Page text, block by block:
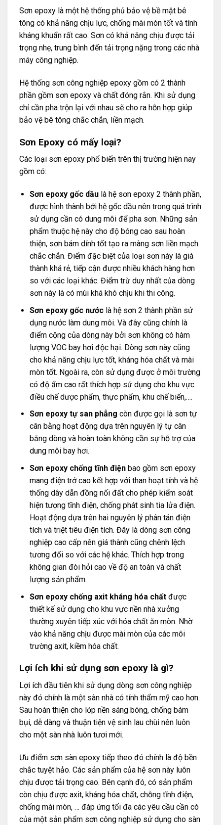
Sơn epoxy là một hệ thống phủ bảo vệ bề mặt bê
tông có khả năng chịu lực, chống mài mòn tốt và tính
kháng khuẩn rất cao. Sơn có khả năng chịu được tải
trọng nhẹ, trung bình đến tải trọng nặng trong các nhà
máy công nghiệp.
Hệ thống sơn công nghiệp epoxy gồm có 2 thành
phần gồm sơn epoxy và chất đóng rắn. Khi sử dụng
chỉ cần pha trộn lại với nhau sẽ cho ra hỗn hợp giúp
bảo vệ bê tông chắc chắn, liền mạch.
Sơn Epoxy có mấy loại?
Các loại sơn epoxy phổ biến trên thị trường hiện nay
gồm có:
Sơn epoxy gốc dầulà hệ sơn epoxy 2 thành phần,
được hình thành bởi hệ gốc dầu nên trong quá trình
sử dụng cần có dung môi để pha sơn. Những sản
phẩm thuộc hệ này cho độ bóng cao sau hoàn
thiện, sơn bám dính tốt tạo ra màng sơn liền mạch
chắc chắn. Điểm đặc biệt của loại sơn này là giá
thành khá rẻ, tiếp cận được nhiều khách hàng hơn
so với các loại khác. Điểm trừ duy nhất của dòng
sơn này là có mùi khá khó chịu khi thi công.
Sơn epoxy gốc nướclà hệ sơn 2 thành phần sử
dụng nước làm dung môi. Và đây cũng chính là
điểm cộng của dòng này bởi sơn không có hàm
lượng VOC bay hơi độc hại. Dòng sơn này cũng
cho khả năng chịu lực tốt, kháng hóa chất và mài
mòn tốt. Ngoài ra, còn sử dụng được ở môi trường
có độ ẩm cao rất thích hợp sử dụng cho khu vực
điều chế dược phẩm, thực phẩm, khu chế biến,….
Sơn epoxy tự san phẳng còn được gọi là sơn tự
cân bằng hoạt động dựa trên nguyên lý tự cân
bằng dòng và hoàn toàn không cần sự hỗ trợ của
dung môi bay hơi.
Sơn epoxy chống tĩnh điệnbao gồm sơn epoxy
mang điện trở cao kết hợp với than hoạt tính và hệ
thống dây dẫn đồng nối đất cho phép kiểm soát
hiện tượng tĩnh điện, chống phát sinh tia lửa điện.
Hoạt động dựa trên hai nguyên lý phân tán điện
tích và triệt tiêu điện tích. Đây là dòng sơn công
nghiệp cao cấp nên giá thành cũng chênh lệch
tương đối so với các hệ khác. Thích hợp trong
không gian đòi hỏi cao về độ an toàn và chất
lượng sản phẩm.
Sơn epoxy chống axit kháng hóa chấtđược
thiết kế sử dụng cho khu vực nền nhà xưởng
thường xuyên tiếp xúc với hóa chất ăn mòn. Nhờ
vào khả năng chịu được mài mòn của các môi
trường axit, kiềm hóa chất.
Lợi ích khi sử dụng sơn epoxy là gì?
Lợi ích đầu tiên khi sử dụng dòng sơn công nghiệp
này đó chính là một sàn nhà có tính thẩm mỹ cao hơn.
Sau hoàn thiện cho lớp nền sáng bóng, chống bám
bụi, dễ dàng và thuận tiện vệ sinh lau chùi nên luôn
cho một sàn nhà luôn tươi mới.
Ưu điểm sơn sàn epoxy tiếp theo đó chính là độ bền
chắc tuyệt hảo. Các sản phẩm của hệ sơn này luôn
chịu được tải trọng cao. Bên cạnh đó, có sản phẩm
còn chịu được axit, kháng hóa chất, chỗng tĩnh điện,
chống mài mòn, … đáp ứng tối đa các yêu cầu cần có
của một sản phẩm sơn công nghiệp sử dụng cho sàn